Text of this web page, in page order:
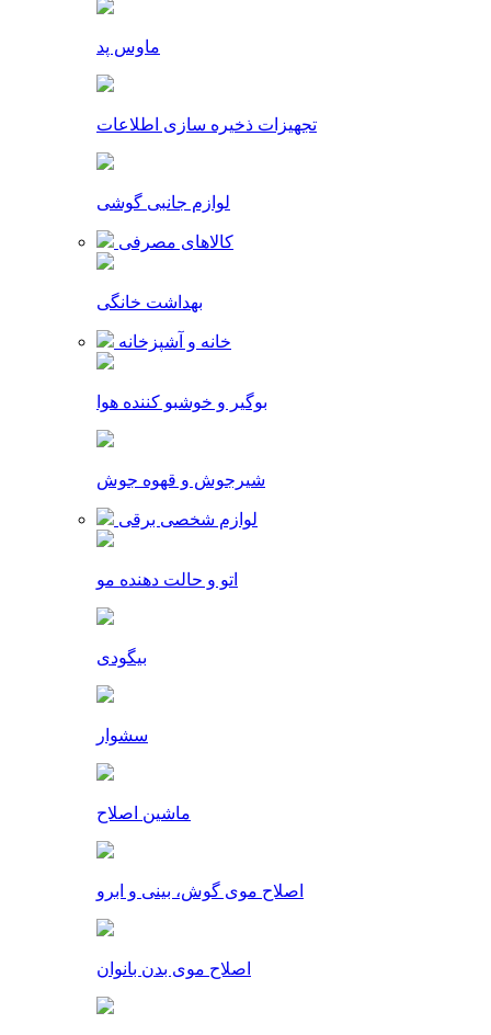
ماوس پد
تجهیزات ذخیره سازی اطلاعات
لوازم جانبی گوشی
کالاهای مصرفی
بهداشت خانگی
خانه و آشپزخانه
بوگیر و خوشبو کننده هوا
شیرجوش و قهوه جوش
لوازم شخصی برقی
اتو و حالت دهنده مو
بیگودی
سشوار
ماشین اصلاح
اصلاح موی گوش، بینی و ابرو
اصلاح موی بدن بانوان